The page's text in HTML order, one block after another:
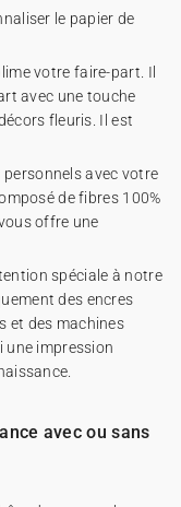
le papier de
votre faire-part. Il
avec une touche
fleuris. Il est
avec votre
de fibres 100%
offre une
spéciale à notre
des encres
et des machines
une impression
avec ou sans